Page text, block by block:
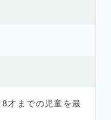
才までの児童を最